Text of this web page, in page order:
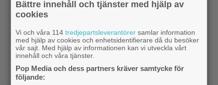
reklamskylt – PR-tricket som får LA att titta upp
Dokumentär | Hör Sveriges märkligaste skratt i
trailern till ”Bäst i världen”
Ny milstolpe för ”The Odyssey” –
kan bli Nolans mest inkomstbringande film
Bättre innehåll och tjänster med hjälp av
cookies
Vi och våra 114tredjepartsleverantörer samlar information
med hjälp av cookies och enhetsidentifierare då du besöker
vår sajt. Med hjälp av informationen kan vi utveckla vårt
innehåll och våra tjänster.
Pop Media och dess partners kräver samtycke för
följande: